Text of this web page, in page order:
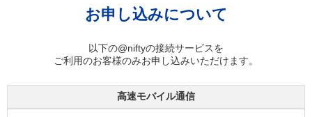
お申し込みについて
以下の@niftyの接続サービスを
ご利用のお客様のみお申し込みいただけます。
高速モバイル通信